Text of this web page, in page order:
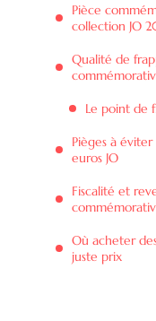
Pièce
collection JO
Qualité de
Le point de
Pièges à
euros JO
Fiscalité et
Où acheter
juste prix